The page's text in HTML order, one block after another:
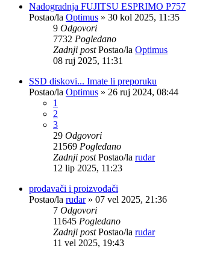
Nadogradnja FUJITSU ESPRIMO P757
Postao/la Optimus » 30 kol 2025, 11:35
9 Odgovori
7732 Pogledano
Zadnji postPostao/la Optimus
08 ruj 2025, 11:31
SSD diskovi... Imate li preporuku
Postao/la Optimus » 26 ruj 2024, 08:44
1
2
3
29 Odgovori
21569 Pogledano
Zadnji postPostao/la rudar
12 lip 2025, 11:23
prodavači i proizvođači
Postao/la rudar» 07 vel 2025, 21:36
7 Odgovori
11645 Pogledano
Zadnji postPostao/la rudar
11 vel 2025, 19:43